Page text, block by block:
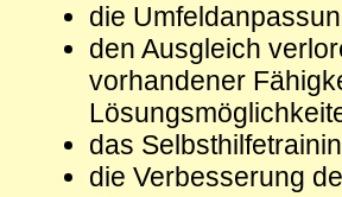
die
den Ausgleich
vorhandener
das
die Verbesserung